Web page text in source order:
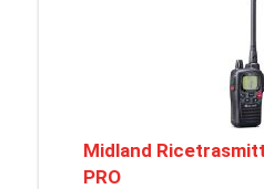
Midland
PRO